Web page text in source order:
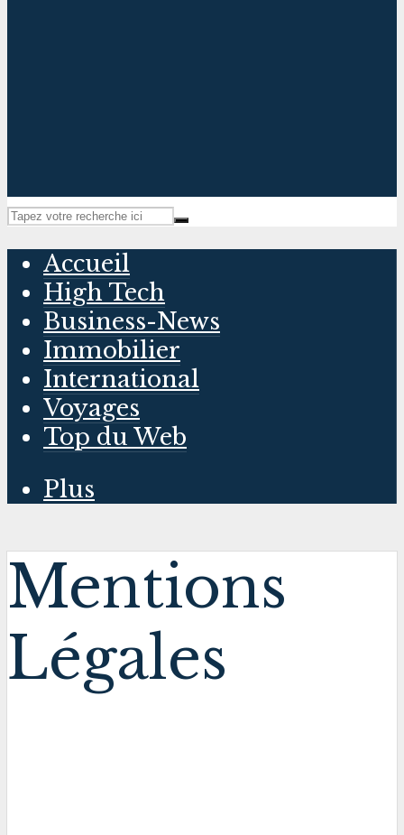
Accueil
High Tech
Business-News
Immobilier
International
Voyages
Top du Web
Plus
Mentions
Légales